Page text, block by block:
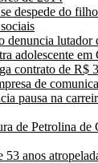
despede do
denuncia lutador
adolescente em
contrato de R$
de
pausa na
de Petrolina de
53 anos